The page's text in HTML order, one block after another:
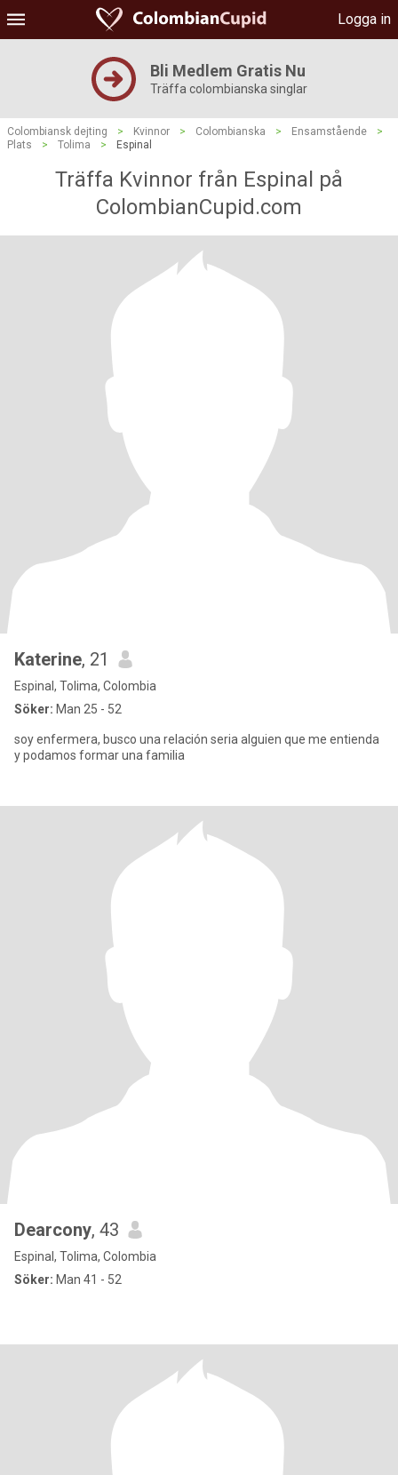
Logga in
Bli Medlem Gratis Nu
Träffa colombianska singlar
Colombiansk dejting > Kvinnor > Colombianska > Ensamstående
>
Plats
> Tolima > Espinal
Träffa Kvinnor från Espinal på
ColombianCupid.com
Katerine, 21
Espinal, Tolima, Colombia
Söker: Man 25 - 52
soy enfermera, busco una relación seria alguien que me entienda
y podamos formar una familia
Dearcony, 43
Espinal, Tolima, Colombia
Söker: Man 41 - 52